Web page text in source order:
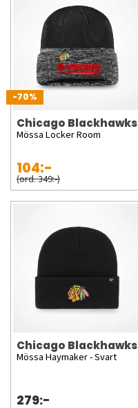
-70%
Chicago Blackhawks
Mössa Locker Room
104:-
(ord. 349:-)
Chicago Blackhawks
Mössa Haymaker - Svart
279:-